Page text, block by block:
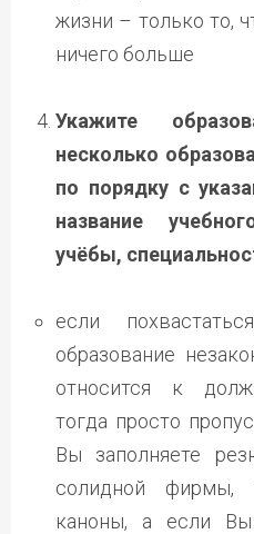
жизни – только то,
ничего больше
Укажите
несколько
по порядку с
название
учёбы,
если
образование
относится к
тогда просто
Вы заполняете
солидной фирмы,
каноны, а если Вы